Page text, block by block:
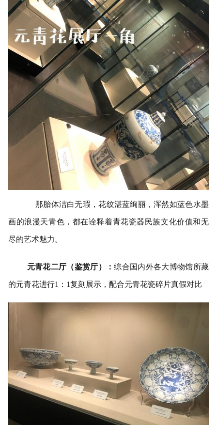
那胎体洁白无瑕，花纹湛蓝绚丽，浑然如蓝色水墨
画的浪漫天青色，都在诠释着青花瓷器民族文化价值和无
尽的艺术魅力。
元青花二厅（鉴赏厅）：综合国内外各大博物馆所藏
的元青花进行1：1复刻展示，配合元青花瓷碎片真假对比